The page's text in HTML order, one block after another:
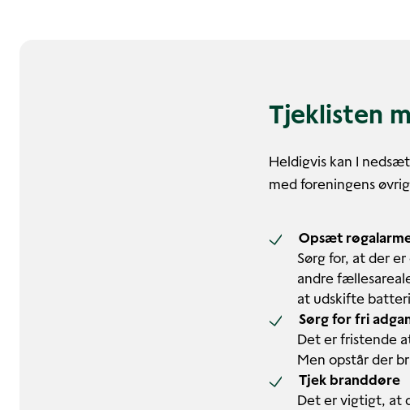
Tjeklisten
Heldigvis kan I
med foreningens
Opsæt
Sørg for, at der
andre
at udskifte
Sørg for fri
Det er fristende
Men opstår der
Tjek branddøre
Det er vigtigt, at